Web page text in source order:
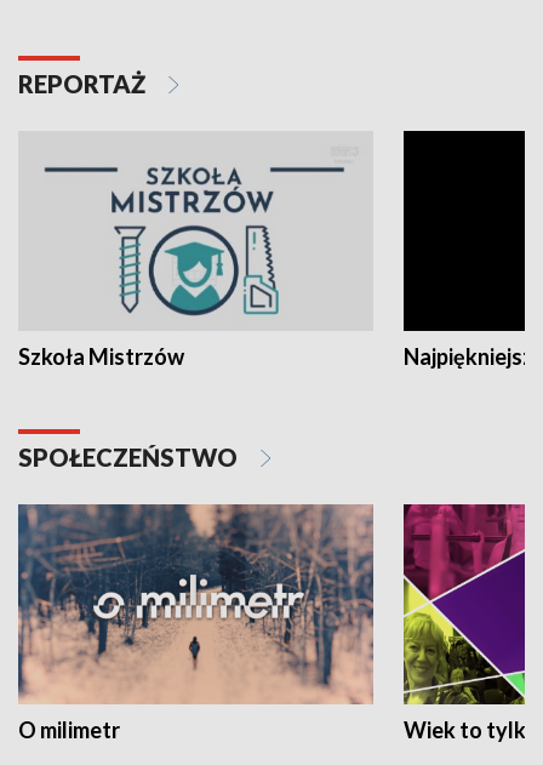
REPORTAŻ
Szkoła Mistrzów
SPOŁECZEŃSTWO
O milimetr Wiek to tylko